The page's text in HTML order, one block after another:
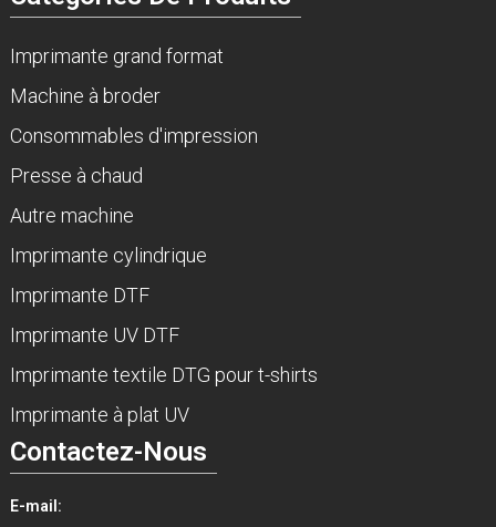
Imprimante grand format
Machine à broder
Consommables d'impression
Presse à chaud
Autre machine
Imprimante cylindrique
Imprimante DTF
Imprimante UV DTF
Imprimante textile DTG pour t-shirts
Imprimante à plat UV
Contactez-Nous
E-mail: